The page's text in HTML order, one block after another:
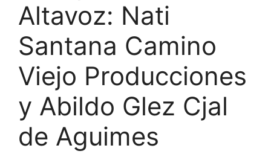
Altavoz: Nati
Santana Camino
Viejo Producciones
y Abildo Glez Cjal
de Aguimes